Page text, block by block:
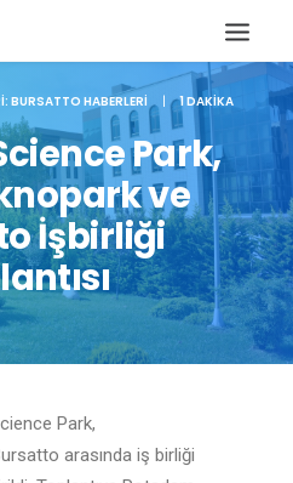
arama
BURSATTO HABERLERI | 1 DAKIKA
Park,
ve
İşbirliği
Park,
arasında iş birliği